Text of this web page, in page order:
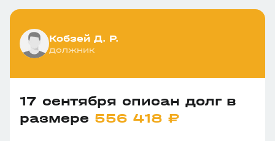
Кобзей Д. Р.
должник
17 сентября списан долг в
размере 556 418 ₽